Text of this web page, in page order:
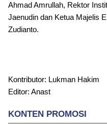
Ahmad Amrullah, Rektor
Jaenudin dan Ketua Majelis
Zudianto.
Kontributor: Lukman Hakim
Editor: Anast